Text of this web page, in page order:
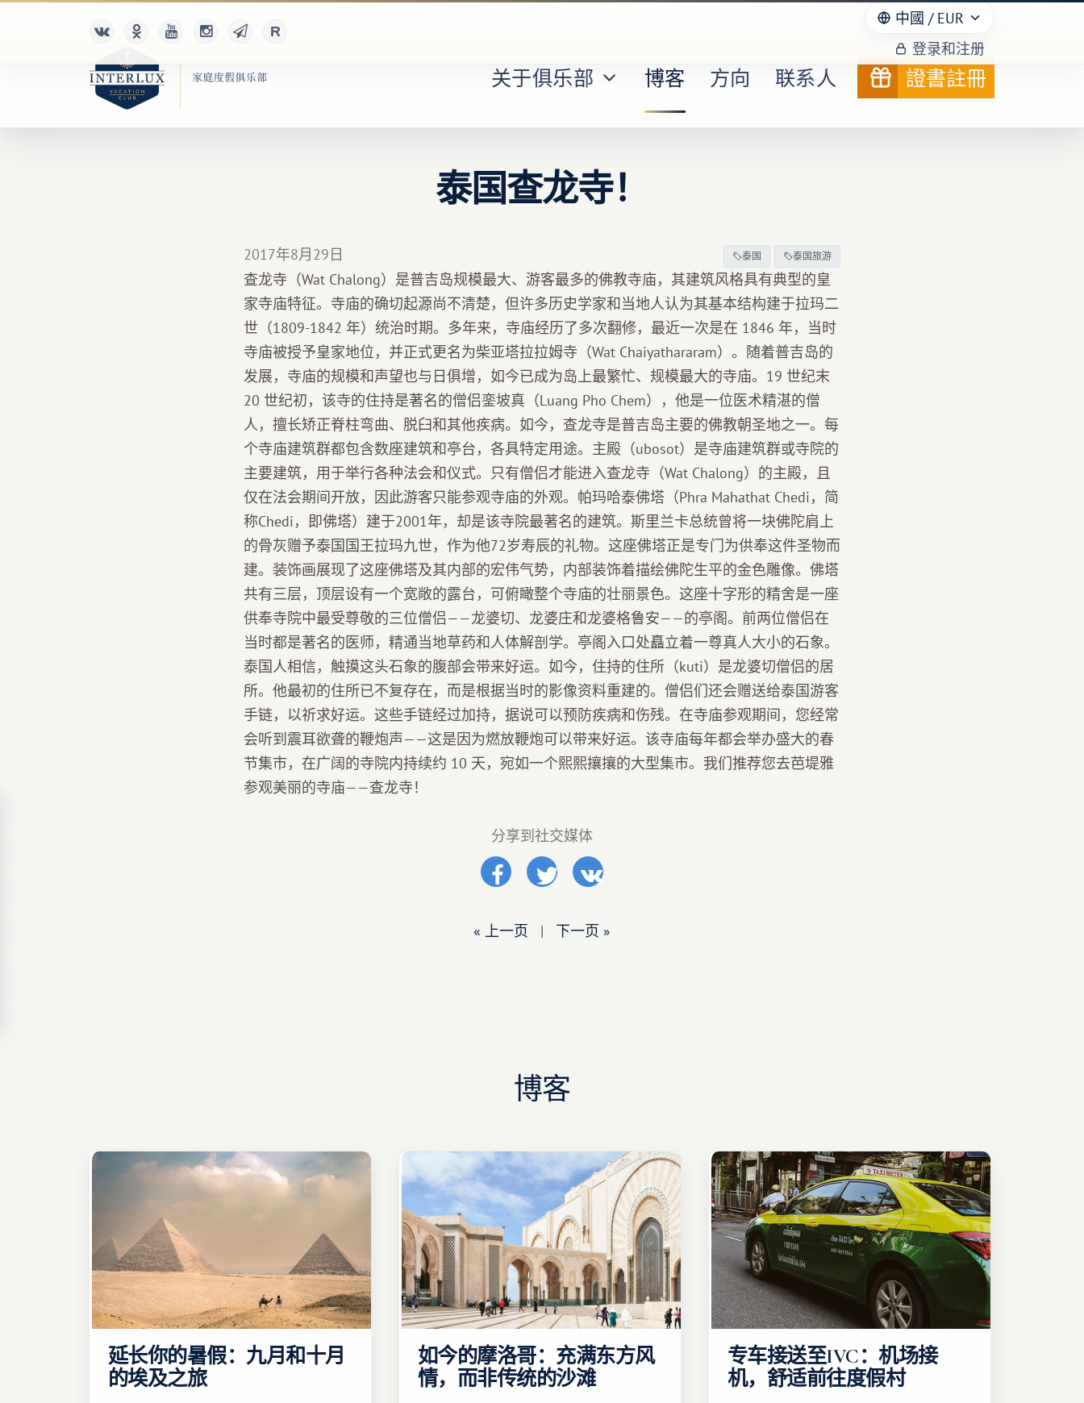
中國 / EUR
登录和注册
关于俱乐部 博客 方向 联系人 證書註冊
泰国查龙寺！
2017年8月29日 泰国 泰国旅游
查龙寺（Wat Chalong）是普吉岛规模最大、游客最多的佛教寺庙，其建筑风格具有典型的皇
家寺庙特征。寺庙的确切起源尚不清楚，但许多历史学家和当地人认为其基本结构建于拉玛二
世（1809-1842 年）统治时期。多年来，寺庙经历了多次翻修，最近一次是在 1846 年，当时
寺庙被授予皇家地位，并正式更名为柴亚塔拉拉姆寺（Wat Chaiyathararam）。随着普吉岛的
发展，寺庙的规模和声望也与日俱增，如今已成为岛上最繁忙、规模最大的寺庙。19 世纪末
20 世纪初，该寺的住持是著名的僧侣銮坡真（Luang Pho Chem），他是一位医术精湛的僧
人，擅长矫正脊柱弯曲、脱臼和其他疾病。如今，查龙寺是普吉岛主要的佛教朝圣地之一。每
个寺庙建筑群都包含数座建筑和亭台，各具特定用途。主殿（ubosot）是寺庙建筑群或寺院的
主要建筑，用于举行各种法会和仪式。只有僧侣才能进入查龙寺（Wat Chalong）的主殿，且
仅在法会期间开放，因此游客只能参观寺庙的外观。帕玛哈泰佛塔（Phra Mahathat Chedi，简
称Chedi，即佛塔）建于2001年，却是该寺院最著名的建筑。斯里兰卡总统曾将一块佛陀肩上
的骨灰赠予泰国国王拉玛九世，作为他72岁寿辰的礼物。这座佛塔正是专门为供奉这件圣物而
建。装饰画展现了这座佛塔及其内部的宏伟气势，内部装饰着描绘佛陀生平的金色雕像。佛塔
共有三层，顶层设有一个宽敞的露台，可俯瞰整个寺庙的壮丽景色。这座十字形的精舍是一座
供奉寺院中最受尊敬的三位僧侣——龙婆切、龙婆庄和龙婆格鲁安——的亭阁。前两位僧侣在
当时都是著名的医师，精通当地草药和人体解剖学。亭阁入口处矗立着一尊真人大小的石象。
泰国人相信，触摸这头石象的腹部会带来好运。如今，住持的住所（kuti）是龙婆切僧侣的居
所。他最初的住所已不复存在，而是根据当时的影像资料重建的。僧侣们还会赠送给泰国游客
手链，以祈求好运。这些手链经过加持，据说可以预防疾病和伤残。在寺庙参观期间，您经常
会听到震耳欲聋的鞭炮声——这是因为燃放鞭炮可以带来好运。该寺庙每年都会举办盛大的春
节集市，在广阔的寺院内持续约 10 天，宛如一个熙熙攘攘的大型集市。我们推荐您去芭堤雅
参观美丽的寺庙——查龙寺！
分享到社交媒体
« 上一页 | 下一页 »
博客
延长你的暑假：九月和十月
的埃及之旅
如今的摩洛哥：充满东方风
情，而非传统的沙滩
专车接送至IVC：机场接
机，舒适前往度假村